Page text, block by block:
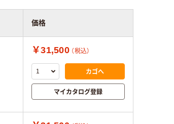
価格
￥31,500 （税込）
カゴへ
マイカタログ登録